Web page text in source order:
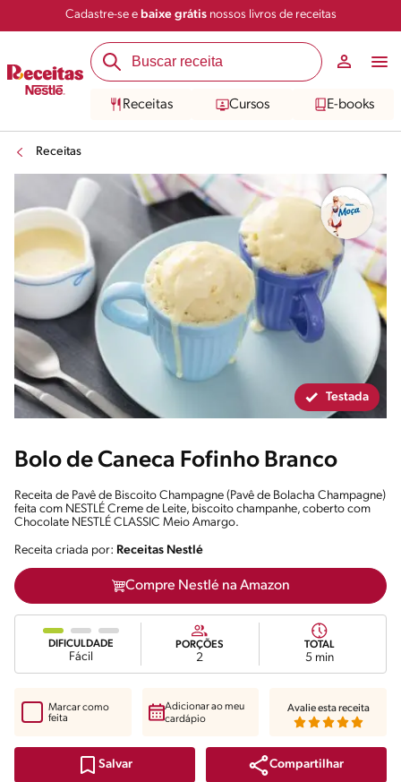
Cadastre-se e baixe grátisnossos livros de receitas
Receitas Cursos E-books
Receitas
Salvar Compartilhar
Testada
Bolo de Caneca Fofinho Branco
Receita de Pavê de Biscoito Champagne (Pavê de Bolacha Champagne)
feita com NESTLÉ Creme de Leite, biscoito champanhe, coberto com
Chocolate NESTLÉ CLASSIC Meio Amargo.
Receita criada por: Receitas Nestlé
Compre Nestlé na Amazon
DIFICULDADE
Fácil
PORÇÕES
2
TOTAL
5 min
Salvar Compartilhar
Marcar como
feita
Adicionar ao meu
cardápio
Avalie esta receita